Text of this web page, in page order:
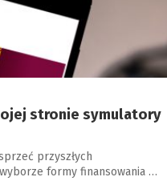
stronie symulatory
przyszłych
formy finansowania …